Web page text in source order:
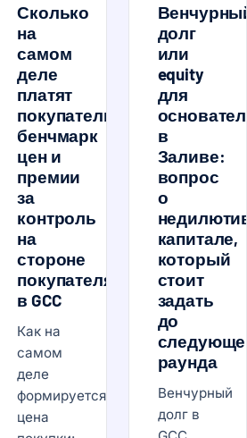
Сколько
на
самом
деле
платят
покупатели:
бенчмарк
цен и
премии
за
контроль
на
стороне
покупателя
в GCC
Как на
самом
деле
формируется
цена
долг
или
equity
для
в
Заливе:
вопрос
о
капитале,
который
стоит
задать
до
раунда
Венчурный
долг в